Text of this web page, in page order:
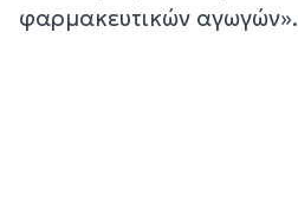
φαρμακευτικών αγωγών».